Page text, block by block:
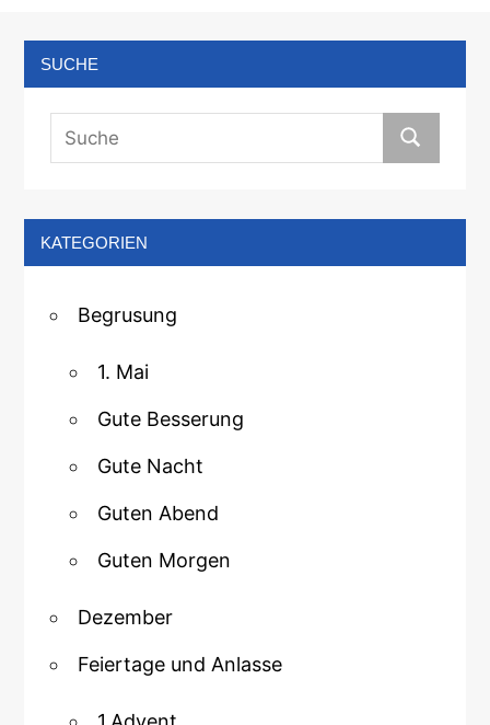
SUCHE
KATEGORIEN
Begrusung
1. Mai
Gute Besserung
Gute Nacht
Guten Abend
Guten Morgen
Dezember
Feiertage und Anlasse